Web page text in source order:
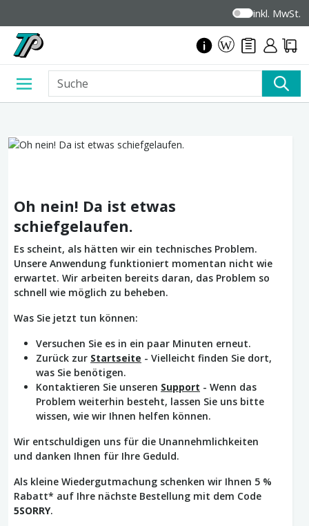
inkl. MwSt.
Oh nein! Da ist etwas
schiefgelaufen.
Es scheint, als hätten wir ein technisches Problem.
Unsere Anwendung funktioniert momentan nicht wie
erwartet. Wir arbeiten bereits daran, das Problem so
schnell wie möglich zu beheben.
Was Sie jetzt tun können:
Versuchen Sie es in ein paar Minuten erneut.
Zurück zur Startseite - Vielleicht finden Sie dort,
was Sie benötigen.
Kontaktieren Sie unseren Support - Wenn das
Problem weiterhin besteht, lassen Sie uns bitte
wissen, wie wir Ihnen helfen können.
Wir entschuldigen uns für die Unannehmlichkeiten
und danken Ihnen für Ihre Geduld.
Als kleine Wiedergutmachung schenken wir Ihnen 5 %
Rabatt* auf Ihre nächste Bestellung mit dem Code
5SORRY.